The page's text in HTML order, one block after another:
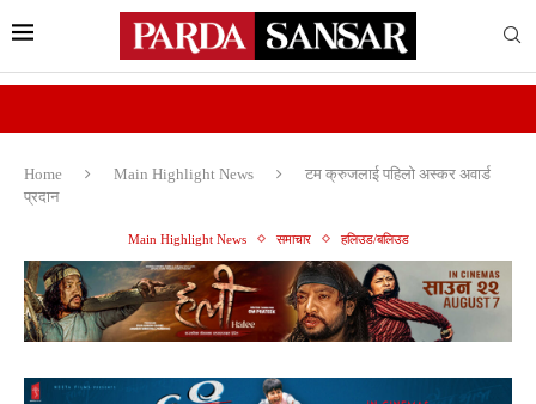
Home Main Highlight News
टम क्रुजलाई पहिलो अस्कर अवार्ड
प्रदान
Main Highlight News समाचार हलिउड/बलिउड